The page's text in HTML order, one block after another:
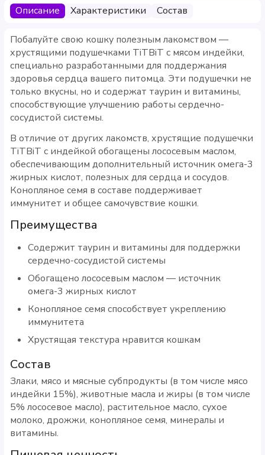
Описание Характеристики Состав
Побалуйте свою кошку полезным лакомством —
хрустящими подушечками TiTBiT с мясом индейки,
специально разработанными для поддержания
здоровья сердца вашего питомца. Эти подушечки не
только вкусны, но и содержат таурин и витамины,
способствующие улучшению работы сердечно-
сосудистой системы.
В отличие от других лакомств, хрустящие подушечки
TiTBiT с индейкой обогащены лососевым маслом,
обеспечивающим дополнительный источник омега-3
жирных кислот, полезных для сердца и сосудов.
Конопляное семя в составе поддерживает
иммунитет и общее самочувствие кошки.
Преимущества
Содержит таурин и витамины для поддержки
сердечно-сосудистой системы
Обогащено лососевым маслом — источник
омега-3 жирных кислот
Конопляное семя способствует укреплению
иммунитета
Хрустящая текстура нравится кошкам
Состав
Злаки, мясо и мясные субпродукты (в том числе мясо
индейки 15%), животные масла и жиры (в том числе
5% лососевое масло), растительное масло, сухое
молоко, дрожжи, конопляное семя, минералы и
витамины.